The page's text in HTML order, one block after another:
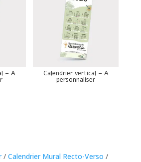
– A Calendrier vertical – A
personnaliser
/ Calendrier Mural Recto-Verso /